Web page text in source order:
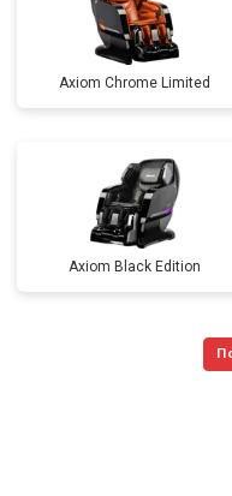
Axiom Chrome Limited
Axiom Black Edition